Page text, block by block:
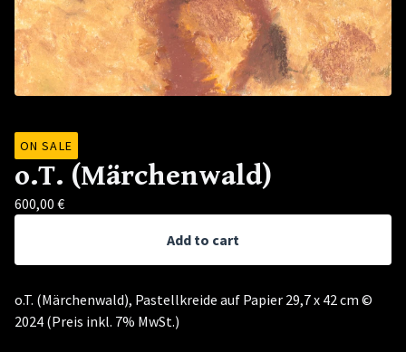
ON SALE
o.T. (Märchenwald)
600,00 €
Add to cart
o.T. (Märchenwald), Pastellkreide auf Papier 29,7 x 42 cm ©
2024 (Preis inkl. 7% MwSt.)